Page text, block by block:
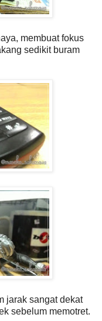
membuat fokus
sedikit buram
jarak sangat dekat
sebelum memotret.